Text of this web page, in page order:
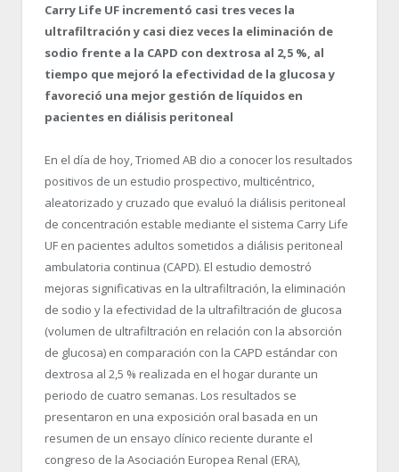
Carry Life UF incrementó casi tres veces la
ultrafiltración y casi diez veces la eliminación de
sodio frente a la CAPD con dextrosa al 2,5 %, al
tiempo que mejoró la efectividad de la glucosa y
favoreció una mejor gestión de líquidos en
pacientes en diálisis peritoneal
En el día de hoy, Triomed AB dio a conocer los resultados
positivos de un estudio prospectivo, multicéntrico,
aleatorizado y cruzado que evaluó la diálisis peritoneal
de concentración estable mediante el sistema Carry Life
UF en pacientes adultos sometidos a diálisis peritoneal
ambulatoria continua (CAPD). El estudio demostró
mejoras significativas en la ultrafiltración, la eliminación
de sodio y la efectividad de la ultrafiltración de glucosa
(volumen de ultrafiltración en relación con la absorción
de glucosa) en comparación con la CAPD estándar con
dextrosa al 2,5 % realizada en el hogar durante un
periodo de cuatro semanas. Los resultados se
presentaron en una exposición oral basada en un
resumen de un ensayo clínico reciente durante el
congreso de la Asociación Europea Renal (ERA),